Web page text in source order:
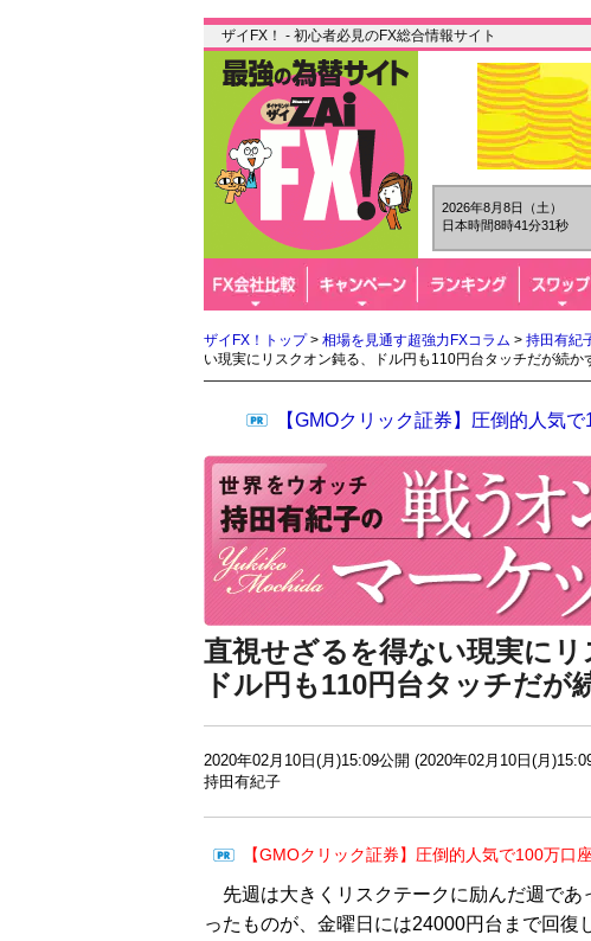
ザイFX！ - 初心者必見のFX総合情報サイト
2026年8月8日（土）
日本時間8時41分32秒
ザイFX！トップ> 相場を見通す超強力FXコラム > 持田有紀
い現実にリスクオン鈍る、ドル円も110円台タッチだが続か
【GMOクリック証券】圧倒的人気
直視せざるを得ない現実にリ
ドル円も110円台タッチだが
2020年02月10日(月)15:09公開 (2020年02月10日(月
持田有紀子
【GMOクリック証券】圧倒的人気で100万口
先週は大きくリスクテークに励んだ週であ
ったものが、金曜日には24000円台まで回復